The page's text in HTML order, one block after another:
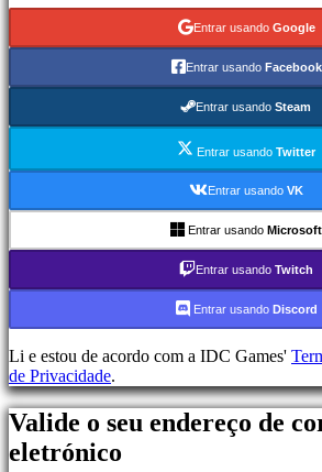
Eventos
Game
Media
Forum
Gifts
Plays
FAQ
Registar-
se
Login
Esqueceu
sua
senha?
Entrar usando Google
Entrar usando Facebook
Entrar usando Steam
Entrar usando Twitter
Entrar usando VK
Entrar usando Microsoft
Entrar usando Twitch
Entrar usando Discord
Li e estou de acordo com a IDC Games'
de Privacidade.
Valide o seu endereço de
eletrónico